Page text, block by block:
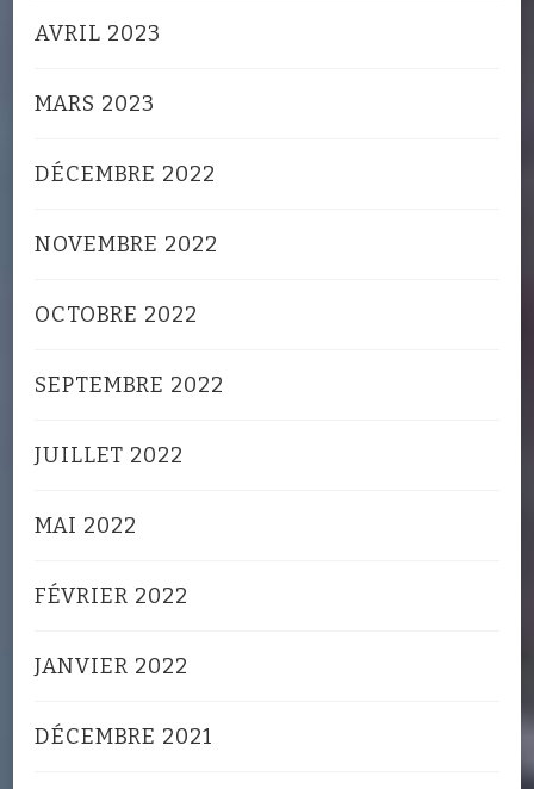
AVRIL 2023
MARS 2023
DÉCEMBRE 2022
NOVEMBRE 2022
OCTOBRE 2022
SEPTEMBRE 2022
JUILLET 2022
MAI 2022
FÉVRIER 2022
JANVIER 2022
DÉCEMBRE 2021